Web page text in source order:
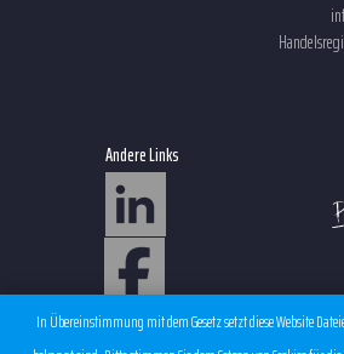
Andere Links
Sales condition EMS
In Übereinstimmung mit dem Gesetz setzt diese Website